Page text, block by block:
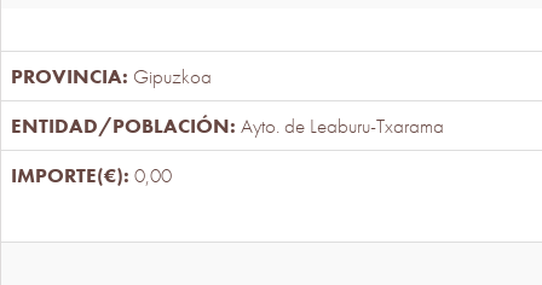
Gipuzkoa
Ayto. de Leaburu-Txarama
0,00